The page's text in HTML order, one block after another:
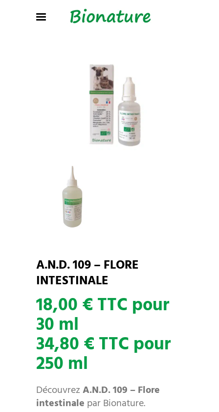
A.N.D. 109 – FLORE
INTESTINALE
18,00 € TTC pour
30 ml
34,80 € TTC pour
250 ml
DécouvrezA.N.D. 109 – Flore
intestinale par Bionature.